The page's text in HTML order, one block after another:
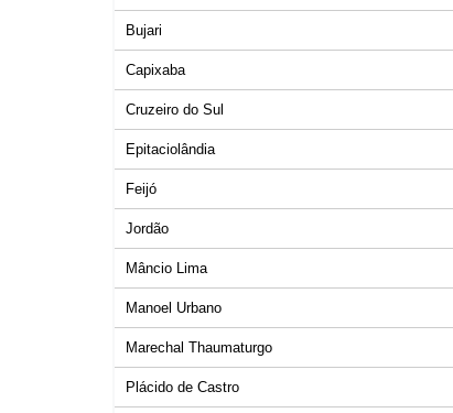
Bujari
Capixaba
Cruzeiro do Sul
Epitaciolândia
Feijó
Jordão
Mâncio Lima
Manoel Urbano
Marechal Thaumaturgo
Plácido de Castro